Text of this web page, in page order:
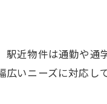
替えや収益用にも
不動産住み替え成
近物件は通勤や
いニーズに対応し